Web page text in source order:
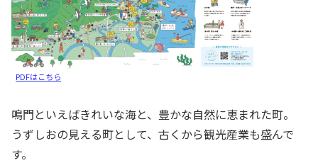
PDFはこちら
鳴門といえばきれいな海と、豊かな自然に恵まれた町。
うずしおの見える町として、古くから観光産業も盛んで
す。